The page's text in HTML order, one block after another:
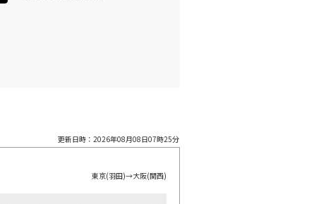
更新日時： 2026年08月08日07時25分
東京(羽田)→大阪(関西)